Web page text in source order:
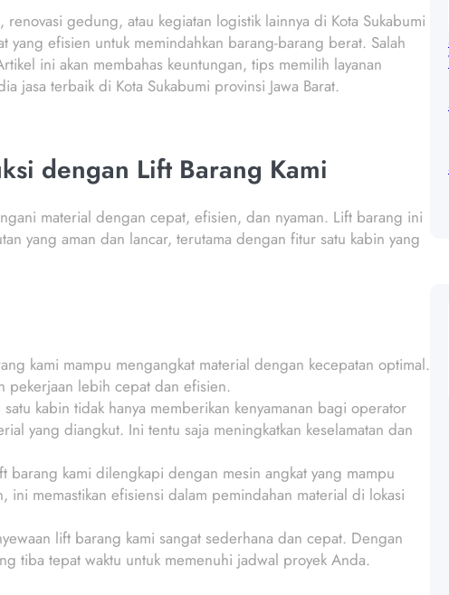
renovasi gedung, atau kegiatan logistik lainnya di Kota Sukabumi
yang efisien untuk memindahkan barang-barang berat. Salah
ini akan membahas keuntungan, tips memilih layanan
jasa terbaik di Kota Sukabumi provinsi Jawa Barat.
dengan Lift Barang Kami
material dengan cepat, efisien, dan nyaman. Lift barang ini
yang aman dan lancar, terutama dengan fitur satu kabin yang
kami mampu mengangkat material dengan kecepatan optimal.
pekerjaan lebih cepat dan efisien.
kabin tidak hanya memberikan kenyamanan bagi operator
yang diangkut. Ini tentu saja meningkatkan keselamatan dan
barang kami dilengkapi dengan mesin angkat yang mampu
memastikan efisiensi dalam pemindahan material di lokasi
lift barang kami sangat sederhana dan cepat. Dengan
tiba tepat waktu untuk memenuhi jadwal proyek Anda.